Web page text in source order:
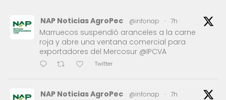
NAP Noticias AgroPec @infonap · 7h
Marruecos suspendió aranceles a la carne
roja y abre una ventana comercial para
exportadores del Mercosur @IPCVA
Twitter
NAP Noticias AgroPec @infonap · 7h